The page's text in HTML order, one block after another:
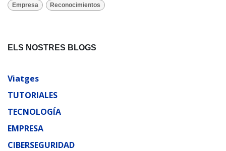
Empresa Reconocimientos
ELS NOSTRES BLOGS
Viatges
TUTORIALES
TECNOLOGÍA
EMPRESA
CIBERSEGURIDAD